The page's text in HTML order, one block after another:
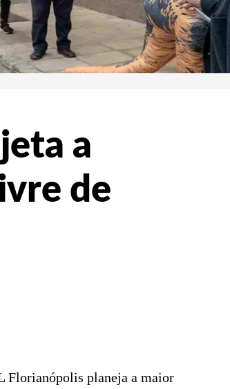
a
de
Florianópolis planeja a maior